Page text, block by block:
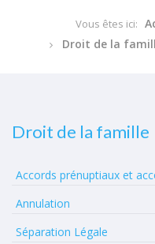
Vous êtes ici:
Droit de la
Droit de la famille
Accords prénuptiaux et
Annulation
Séparation Légale